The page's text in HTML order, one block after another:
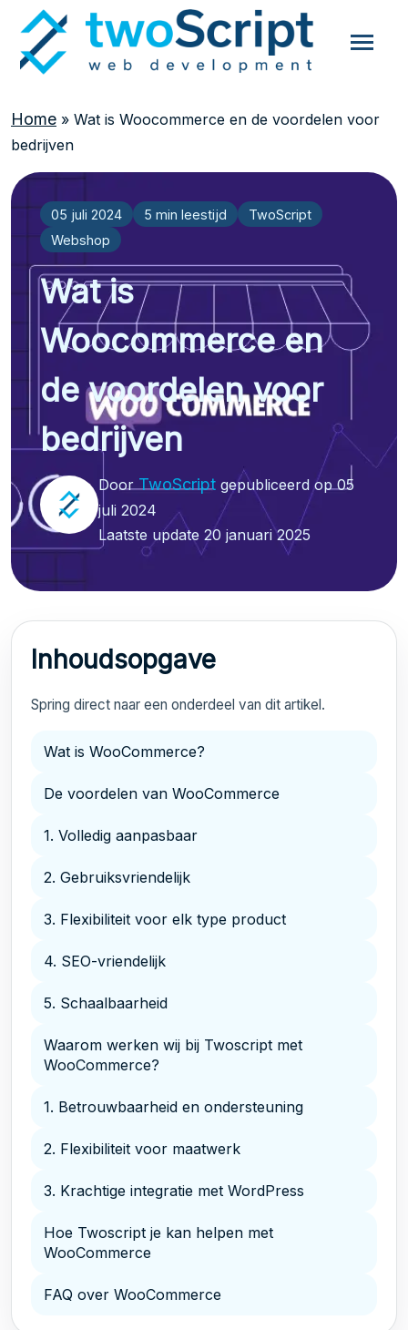
Home » Wat is Woocommerce en de voordelen voor
bedrijven
05 juli 2024 5 min leestijd
TwoScript
Webshop
Wat is
Woocommerce en
de voordelen voor
bedrijven
DoorTwoScript gepubliceerd op 05
juli 2024
Laatste update 20 januari 2025
Inhoudsopgave
Spring direct naar een onderdeel van dit artikel.
Wat is WooCommerce?
De voordelen van WooCommerce
1. Volledig aanpasbaar
2. Gebruiksvriendelijk
3. Flexibiliteit voor elk type product
4. SEO-vriendelijk
5. Schaalbaarheid
Waarom werken wij bij Twoscript met
WooCommerce?
1. Betrouwbaarheid en ondersteuning
2. Flexibiliteit voor maatwerk
3. Krachtige integratie met WordPress
Hoe Twoscript je kan helpen met
WooCommerce
FAQ over WooCommerce